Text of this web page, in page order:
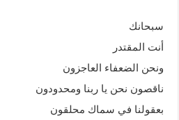
سبحانك
أنت المقتدر
ونحن الضعفاء العاجزون
ناقصون نحن يا ربنا ومحدودون
بعقولنا في سماك محلقون